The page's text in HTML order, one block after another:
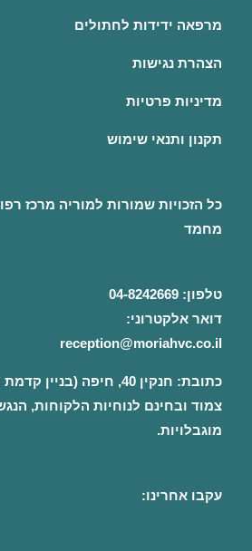
מרפאה ידידות לחתולים
הצהרת נגישות
מדיניות פרטיות
תקנון ותנאי שימוש
כל הזכויות שמורות למוריה מרכז
מחמד
טלפון:04-8242669
דואר אלקטרוני:
reception@moriahvc.co.il
כתובת:
חנקין 40, חיפה (בניין
צמוד ובחינם לנוחיות הלקוחות,
מוגבלויות.
עקבו אחרינו: